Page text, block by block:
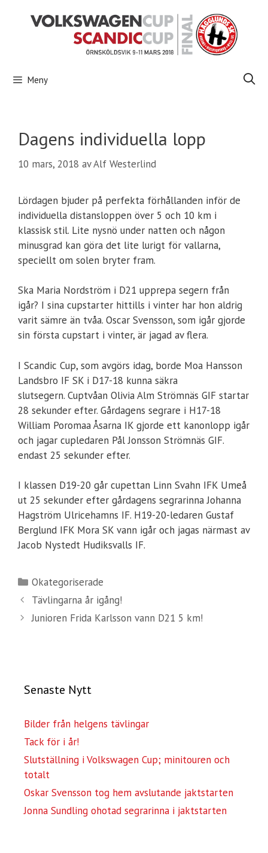
Meny
Dagens individuella lopp
10 mars, 2018 avAlf Westerlind
Lördagen bjuder på perfekta förhållanden inför de
individuella distansloppen över 5 och 10 km i
klassisk stil. Lite nysnö under natten och någon
minusgrad kan göra det lite lurigt för vallarna,
speciellt om solen bryter fram.
Ska Maria Nordström i D21 upprepa segern från
igår? I sina cupstarter hittills i vinter har hon aldrig
varit sämre än tvåa. Oscar Svensson, som igår gjorde
sin första cupstart i vinter, är jagad av flera.
I Scandic Cup, som avgörs idag, borde Moa Hansson
Landsbro IF SK i D17-18 kunna säkra
slutsegern. Cuptvåan Olivia Alm Strömnäs GIF startar
28 sekunder efter. Gårdagens segrare i H17-18
William Poromaa Åsarna IK gjorde ett kanonlopp igår
och jagar cupledaren Pål Jonsson Strömnäs GIF.
endast 25 sekunder efter.
I klassen D19-20 går cupettan Linn Svahn IFK Umeå
ut 25 sekunder efter gårdagens segrarinna Johanna
Hagström Ulricehamns IF. H19-20-ledaren Gustaf
Berglund IFK Mora SK vann igår och jagas närmast av
Jacob Nystedt Hudiksvalls IF.
Kategorier
Okategoriserade
Tävlingarna år igång!
Junioren Frida Karlsson vann D21 5 km!
Senaste Nytt
Bilder från helgens tävlingar
Tack för i år!
Slutställning i Volkswagen Cup; minitouren och
totalt
Oskar Svensson tog hem avslutande jaktstarten
Jonna Sundling ohotad segrarinna i jaktstarten